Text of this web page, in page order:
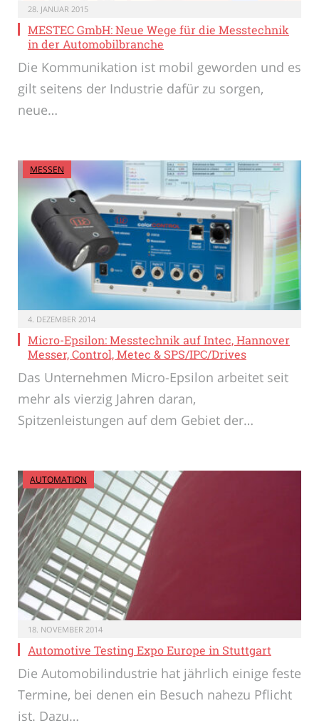
28. JANUAR 2015
MESTEC GmbH: Neue Wege für die Messtechnik
in der Automobilbranche
Die Kommunikation ist mobil geworden und es
gilt seitens der Industrie dafür zu sorgen,
neue…
MESSEN
4. DEZEMBER 2014
Micro-Epsilon: Messtechnik auf Intec, Hannover
Messer, Control, Metec & SPS/IPC/Drives
Das Unternehmen Micro-Epsilon arbeitet seit
mehr als vierzig Jahren daran,
Spitzenleistungen auf dem Gebiet der…
AUTOMATION
18. NOVEMBER 2014
Automotive Testing Expo Europe in Stuttgart
Die Automobilindustrie hat jährlich einige feste
Termine, bei denen ein Besuch nahezu Pflicht
ist. Dazu…